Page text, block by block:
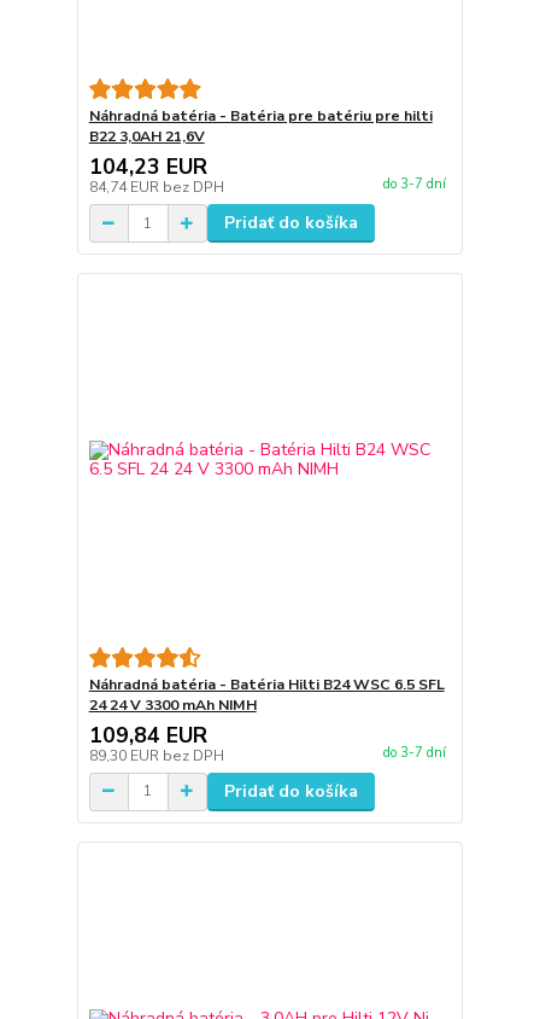
Náhradná batéria - Batéria pre batériu pre hilti
B22 3,0AH 21,6V
104,23 EUR
84,74 EUR bez DPH do 3-7 dní
Pridať do košíka
Náhradná batéria - Batéria Hilti B24 WSC 6.5 SFL
24 24 V 3300 mAh NIMH
109,84 EUR
89,30 EUR bez DPH do 3-7 dní
Pridať do košíka